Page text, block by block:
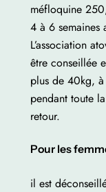
méfloquine
4 à 6 semaines
L’association
être conseillée
plus de 40kg,
pendant toute
retour.
Pour les
il est